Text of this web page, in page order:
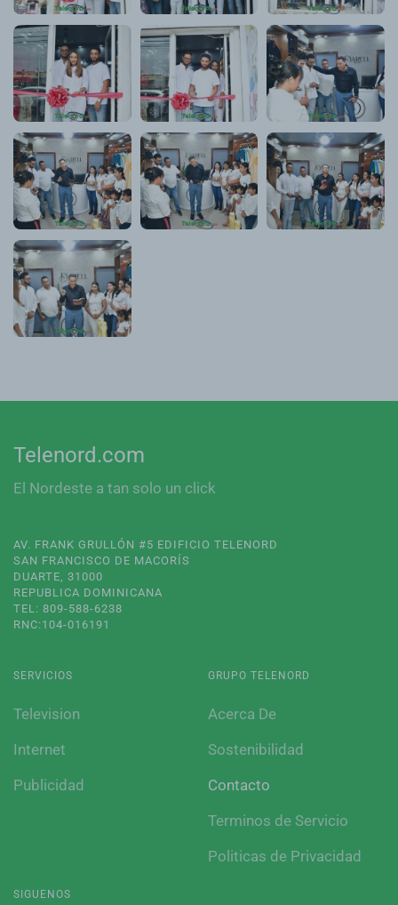
Telenord.com
El Nordeste a tan solo un click
AV. FRANK GRULLÓN #5 EDIFICIO TELENORD
SAN FRANCISCO DE MACORÍS
DUARTE, 31000
REPUBLICA DOMINICANA
TEL: 809-588-6238
RNC:104-016191
SERVICIOS
Television
Internet
Publicidad
GRUPO TELENORD
Acerca De
Sostenibilidad
Contacto
Terminos de Servicio
Politicas de Privacidad
SIGUENOS